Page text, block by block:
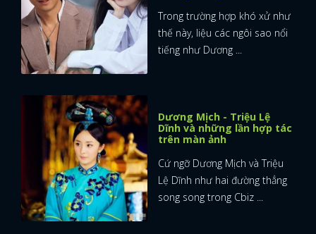
Trong trường hợp khó xử như
thế này, liệu các ngôi sao nổi
tiếng như Dương ...
Dương Mịch - Triệu Lệ
Dĩnh và những lần hợp tác
trên màn ảnh
Cứ ngỡ Dương Mịch và Triệu
Lệ Dĩnh như hai đường thẳng
song song trong Cbiz ...